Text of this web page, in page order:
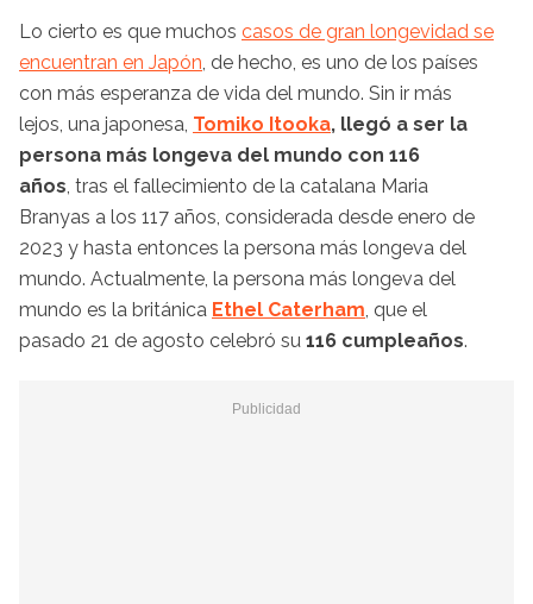
Lo cierto es que muchos casos de gran longevidad se
encuentran en Japón, de hecho, es uno de los países
con más esperanza de vida del mundo. Sin ir más
lejos, una japonesa, Tomiko Itooka, llegó a ser la
persona más longeva del mundo con 116
años, tras el fallecimiento de la catalana Maria
Branyas a los 117 años, considerada desde enero de
2023 y hasta entonces la persona más longeva del
mundo. Actualmente, la persona más longeva del
mundo es la británica Ethel Caterham, que el
pasado 21 de agosto celebró su 116 cumpleaños.